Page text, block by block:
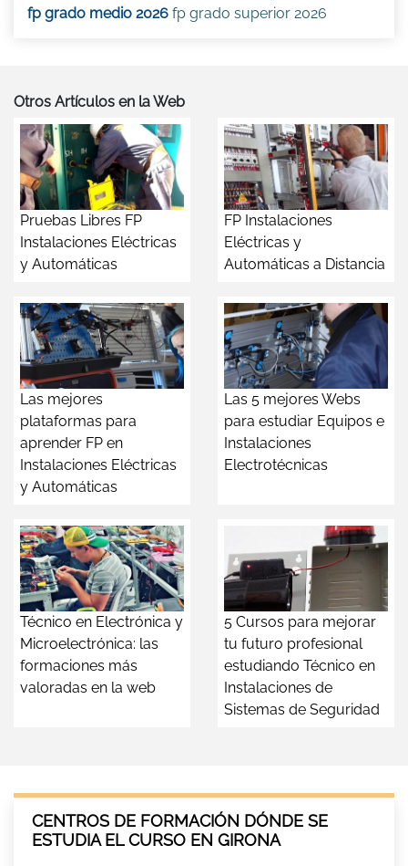
fp grado medio 2026 fp grado superior 2026
Otros Artículos en la Web
Pruebas Libres FP
Instalaciones Eléctricas
y Automáticas
FP Instalaciones
Eléctricas y
Automáticas a Distancia
Las mejores
plataformas para
aprender FP en
Instalaciones Eléctricas
y Automáticas
Las 5 mejores Webs
para estudiar Equipos e
Instalaciones
Electrotécnicas
Técnico en Electrónica y
Microelectrónica: las
formaciones más
valoradas en la web
5 Cursos para mejorar
tu futuro profesional
estudiando Técnico en
Instalaciones de
Sistemas de Seguridad
CENTROS DE FORMACIÓN DÓNDE SE
ESTUDIA EL CURSO EN GIRONA